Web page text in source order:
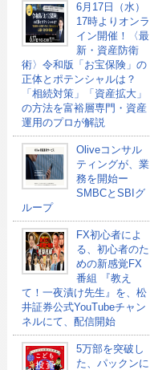
6月17日（水）
17時よりオンラ
イン開催！〈最
新・資産防衛
術〉令和版「お宝保険」の
正体とポテンシャルは？
「相続対策」「資産拡大」
の方法を富裕層専門・資産
運用のプロが解説
Oliveコンサル
ティングが、業
務を開始ー
SMBCとSBIグ
ループ
FX初心者によ
る、初心者のた
めの新感覚FX
番組 『教え
て！一夜漬け先生』を、松
井証券公式YouTubeチャン
ネルにて、配信開始
5万部を突破し
た、パックンに